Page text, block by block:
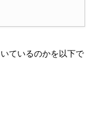
ているのかを以下で